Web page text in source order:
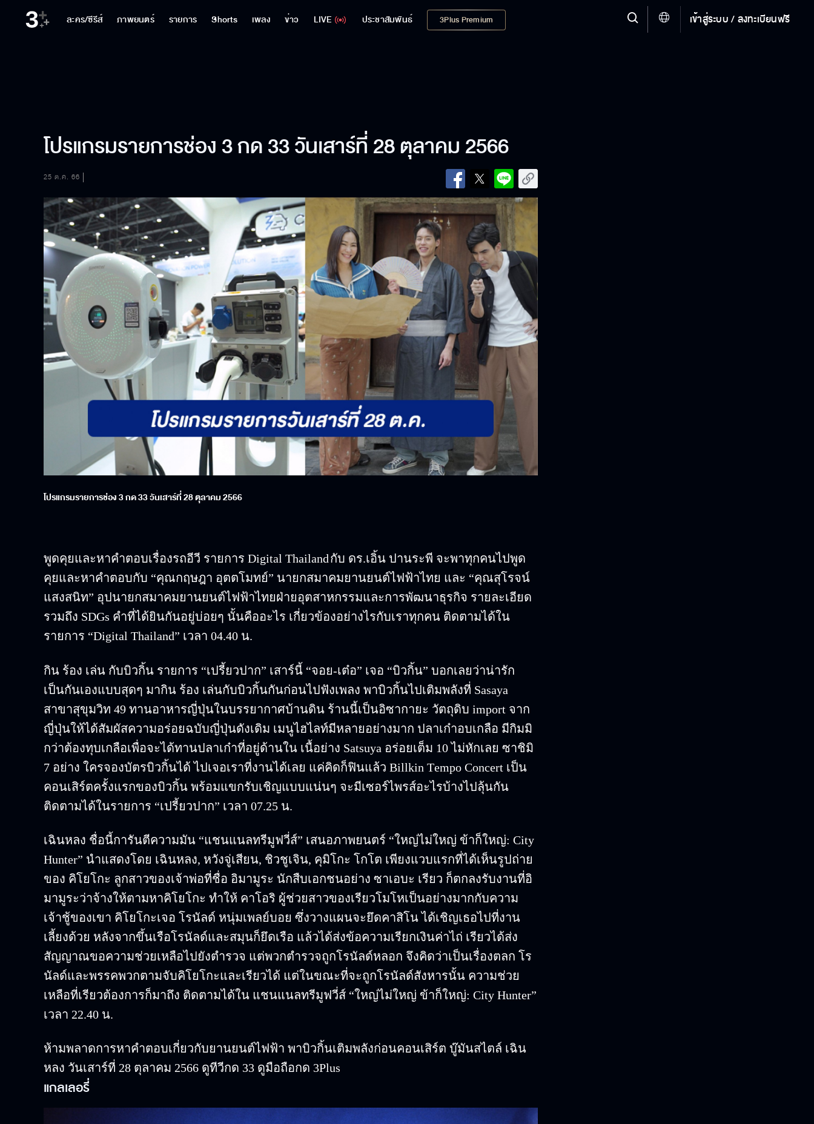
ละคร/ซีรีส์ ภาพยนตร์ รายการ Shorts เพลง ข่าว LIVE ประชาสัมพันธ์ 3Plus Premium เข้าสู่ระบบ / ลงทะเบียนฟรี
โปรแกรมรายการช่อง 3 กด 33 วันเสาร์ที่ 28 ตุลาคม 2566
25 ต.ค. 66
โปรแกรมรายการช่อง 3 กด 33 วันเสาร์ที่ 28 ตุลาคม 2566
พูดคุยและหาคำตอบเรื่องรถอีวี รายการ Digital Thailandกับ ดร.เอิ้น ปานระพี จะพาทุกคนไปพูด
คุยและหาคำตอบกับ “คุณกฤษฎา อุตตโมทย์” นายกสมาคมยานยนต์ไฟฟ้าไทย และ “คุณสุโรจน์
แสงสนิท” อุปนายกสมาคมยานยนต์ไฟฟ้าไทยฝ่ายอุตสาหกรรมและการพัฒนาธุรกิจ รายละเอียด
รวมถึง SDGs คำที่ได้ยินกันอยู่บ่อยๆ นั้นคืออะไร เกี่ยวข้องอย่างไรกับเราทุกคน ติดตามได้ใน
รายการ “Digital Thailand” เวลา 04.40 น.
กิน ร้อง เล่น กับบิวกิ้น รายการ “เปรี้ยวปาก” เสาร์นี้ “จอย-เต๋อ” เจอ “บิวกิ้น” บอกเลยว่าน่ารัก
เป็นกันเองแบบสุดๆ มากิน ร้อง เล่นกับบิวกิ้นกันก่อนไปฟังเพลง พาบิวกิ้นไปเติมพลังที่ Sasaya
สาขาสุขุมวิท 49 ทานอาหารญี่ปุ่นในบรรยากาศบ้านดิน ร้านนี้เป็นอิซากายะ วัตถุดิบ import จาก
ญี่ปุ่นให้ได้สัมผัสความอร่อยฉบับญี่ปุ่นดังเดิม เมนูไฮไลท์มีหลายอย่างมาก ปลาเก๋าอบเกลือ มีกิมมิ
กว่าต้องทุบเกลือเพื่อจะได้ทานปลาเก๋าที่อยู่ด้านใน เนื้อย่าง Satsuya อร่อยเต็ม 10 ไม่หักเลย ซาชิมิ
7 อย่าง ใครจองบัตรบิวกิ้นได้ ไปเจอเราที่งานได้เลย แค่คิดก็ฟินแล้ว Billkin Tempo Concert เป็น
คอนเสิร์ตครั้งแรกของบิวกิ้น พร้อมแขกรับเชิญแบบแน่นๆ จะมีเซอร์ไพรส์อะไรบ้างไปลุ้นกัน
ติดตามได้ในรายการ “เปรี้ยวปาก” เวลา 07.25 น.
เฉินหลง ชื่อนี้การันตีความมัน “แชนแนลทรีมูฟวี่ส์” เสนอภาพยนตร์ “ใหญ่ไม่ใหญ่ ข้าก็ใหญ่: City
Hunter” นำแสดงโดย เฉินหลง, หวังจู่เสียน, ชิวชูเจิน, คุมิโกะ โกโต เพียงแวบแรกที่ได้เห็นรูปถ่าย
ของ คิโยโกะ ลูกสาวของเจ้าพ่อที่ชื่อ อิมามูระ นักสืบเอกชนอย่าง ซาเอบะ เรียว ก็ตกลงรับงานที่อิ
มามูระว่าจ้างให้ตามหาคิโยโกะ ทำให้ คาโอริ ผู้ช่วยสาวของเรียวโมโหเป็นอย่างมากกับความ
เจ้าชู้ของเขา คิโยโกะเจอ โรนัลด์ หนุ่มเพลย์บอย ซึ่งวางแผนจะยึดคาสิโน ได้เชิญเธอไปที่งาน
เลี้ยงด้วย หลังจากขึ้นเรือโรนัลด์และสมุนก็ยึดเรือ แล้วได้ส่งข้อความเรียกเงินค่าไถ่ เรียวได้ส่ง
สัญญาณขอความช่วยเหลือไปยังตำรวจ แต่พวกตำรวจถูกโรนัลด์หลอก จึงคิดว่าเป็นเรื่องตลก โร
นัลด์และพรรคพวกตามจับคิโยโกะและเรียวได้ แต่ในขณะที่จะถูกโรนัลด์สังหารนั้น ความช่วย
เหลือที่เรียวต้องการก็มาถึง ติดตามได้ใน แชนแนลทรีมูฟวี่ส์ “ใหญ่ไม่ใหญ่ ข้าก็ใหญ่: City Hunter”
เวลา 22.40 น.
ห้ามพลาดการหาคำตอบเกี่ยวกับยานยนต์ไฟฟ้า พาบิวกิ้นเติมพลังก่อนคอนเสิร์ต บู๊มันสไตล์ เฉิน
หลง วันเสาร์ที่ 28 ตุลาคม 2566 ดูทีวีกด 33 ดูมือถือกด 3Plus
แกลเลอรี่